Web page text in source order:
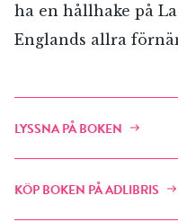
ha en hållhake på
Englands allra
LYSSNA PÅ BOKEN
KÖP BOKEN PÅ ADLIBRIS